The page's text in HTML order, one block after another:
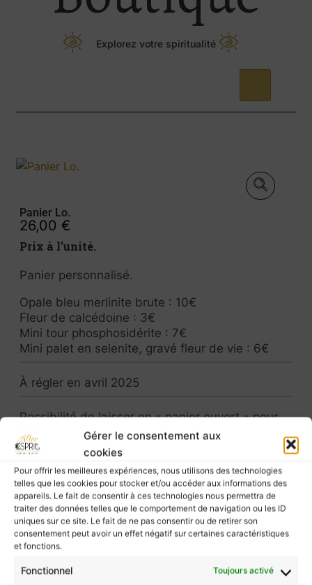
Gérer le consentement aux
cookies
Pour offrir les meilleures expériences, nous utilisons des technologies
telles que les cookies pour stocker et/ou accéder aux informations des
appareils. Le fait de consentir à ces technologies nous permettra de
traiter des données telles que le comportement de navigation ou les ID
uniques sur ce site. Le fait de ne pas consentir ou de retirer son
consentement peut avoir un effet négatif sur certaines caractéristiques
et fonctions.
Fonctionnel Toujours activé
Explorez votre spiritualité
Panier Lo.
26,00 €
Prix à l’unité.
Panier personnalisé.
Opale bleu merlinite brute : 10€
Fleur de calcédoine : 3€
Mini tour phosphosidérite : 7€
Mini palet en selenite, gravé fleur de vie : 6€
À régler en avril 2025
Possibilité de laisser en « panier ouvert » pour
pouvoir cumuler des achats avant de demander
l’expédition.
(option à choisir lors de la livraison).
Les pierres murmurent leurs énergies à ceux
le pouvoir de guérir.